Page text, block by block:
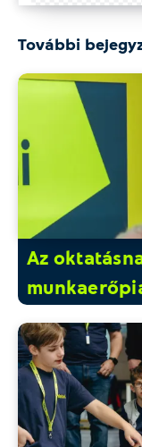
További
Az